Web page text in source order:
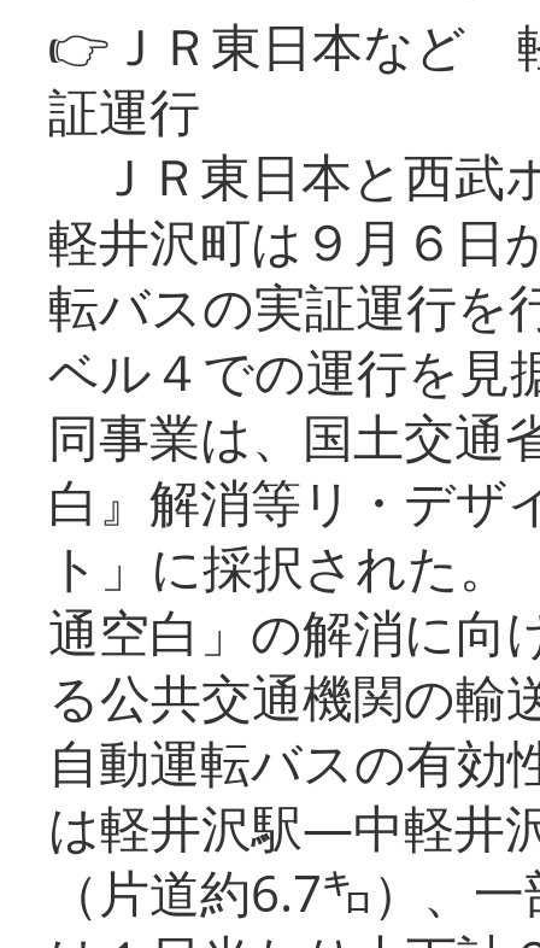
👉ＪＲ東日本など
証運行
ＪＲ東日本と西武
軽井沢町は９月６日
転バスの実証運行を
ベル４での運行を見
同事業は、国土交通
白』解消等リ・デザ
ト」に採択された
通空白」の解消に向
る公共交通機関の輸
自動運転バスの有効
は軽井沢駅―中軽井
（片道約6.7㌔）、